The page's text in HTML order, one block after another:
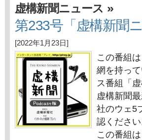
虚構新聞ニュース »
第233号「虚構新聞
[2022年1月23日]
この番組
網を持っ
ス番組「
虚構新聞
社のウェ5
認ください
この番組